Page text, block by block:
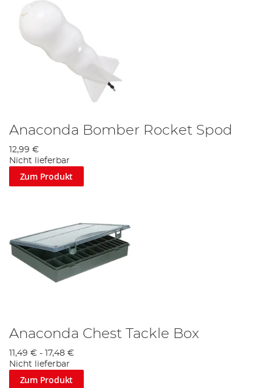
Anaconda Bomber Rocket Spod
12,99 €
Nicht lieferbar
Zum Produkt
Anaconda Chest Tackle Box
11,49 € -
17,48 €
Nicht lieferbar
Zum Produkt